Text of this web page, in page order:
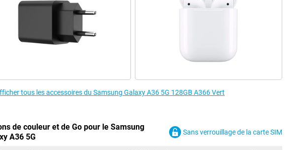
tous les accessoires du Samsung Galaxy A36 5G 128GB A366 Vert
de couleur et de Go pour le Samsung
A36 5G
Sans verrouillage de la carte SIM